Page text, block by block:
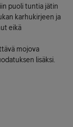
puoli tuntia jätin
karhukirjeen ja
eikä
mojova
lisäksi.